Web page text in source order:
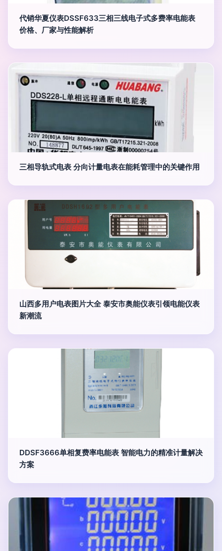
代销华夏仪表DSSF633三相三线电子式多费率电能表
价格、厂家与性能解析
三相导轨式电表 分向计量电表在能耗管理中的关键作用
山西多用户电表图片大全 泰安市奥能仪表引领电能仪表
新潮流
DDSF3666单相复费率电能表 智能电力的精准计量解决
方案